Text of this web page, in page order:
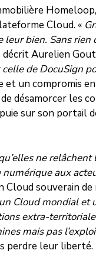
Cloud. «
bien. Sans rien
décrit Aurelien
de DocuSign
et un compromis
désamorcer les
sur son portail
ne
aux
Cloud souverain
Cloud mondial et
extra-
mais pas
perdre leur liberté.